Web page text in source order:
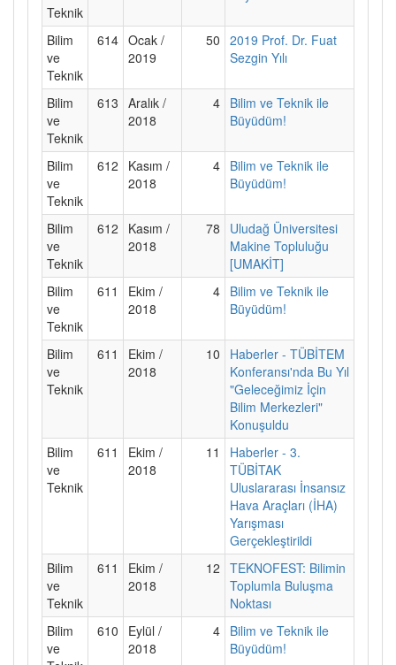
Teknik
Bilim
ve
Teknik
614 Ocak /
2019
50 2019 Prof. Dr. Fuat
Sezgin Yılı
Bilim
ve
Teknik
613 Aralık /
2018
4 Bilim ve Teknik ile
Büyüdüm!
Bilim
ve
Teknik
612
Kasım /
2018
4 Bilim ve Teknik ile
Büyüdüm!
Bilim
ve
Teknik
612
Kasım /
2018
78
Uludağ Üniversitesi
Makine Topluluğu
[UMAKİT]
Bilim
ve
Teknik
611
Ekim /
2018
4 Bilim ve Teknik ile
Büyüdüm!
Bilim
ve
Teknik
611
Ekim /
2018
10
Haberler - TÜBİTEM
Konferansı'nda Bu Yıl
"Geleceğimiz İçin
Bilim Merkezleri"
Konuşuldu
Bilim
ve
Teknik
611
Ekim /
2018
11
Haberler - 3.
TÜBİTAK
Uluslararası İnsansız
Hava Araçları (İHA)
Yarışması
Gerçekleştirildi
Bilim
ve
Teknik
611
Ekim /
2018
12 TEKNOFEST: Bilimin
Toplumla Buluşma
Noktası
Bilim
ve
610
Eylül /
2018
4 Bilim ve Teknik ile
Büyüdüm!